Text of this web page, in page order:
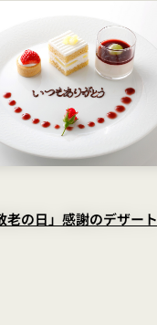
の日」感謝のデザート